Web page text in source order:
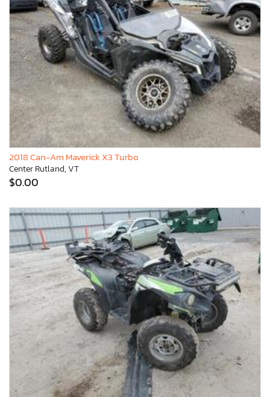
2018 Can-Am Maverick X3 Turbo
Center Rutland, VT
$0.00